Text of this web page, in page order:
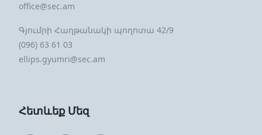
office@sec.am
Գյումրի Հաղթանակի պողոտա 42/9
(096) 63 61 03
ellips.gyumri@sec.am
Հետևեք Մեզ